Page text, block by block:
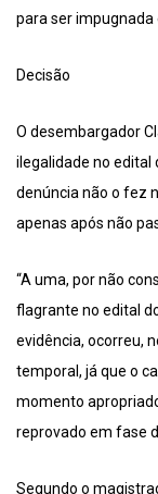
para ser impugnada
Decisão
O desembargador
ilegalidade no edital
denúncia não o fez
apenas após não
“A uma, por não
flagrante no edital
evidência, ocorreu,
temporal, já que o
momento
reprovado em fase
Segundo o